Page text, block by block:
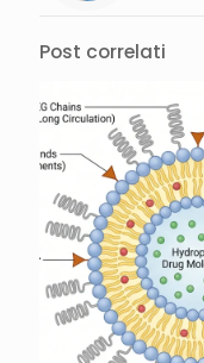
Post correlati